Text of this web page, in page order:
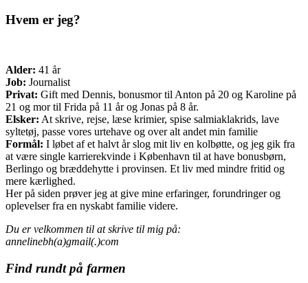
Hvem er jeg?
Alder: 41 år
Job: Journalist
Privat: Gift med Dennis, bonusmor til Anton på 20 og Karoline på
21 og mor til Frida på 11 år og Jonas på 8 år.
Elsker: At skrive, rejse, læse krimier, spise salmiaklakrids, lave
syltetøj, passe vores urtehave og over alt andet min familie
Formål: I løbet af et halvt år slog mit liv en kolbøtte, og jeg gik fra
at være single karrierekvinde i København til at have bonusbørn,
Berlingo og bræddehytte i provinsen. Et liv med mindre fritid og
mere kærlighed.
Her på siden prøver jeg at give mine erfaringer, forundringer og
oplevelser fra en nyskabt familie videre.
Du er velkommen til at skrive til mig på:
annelinebh(a)gmail(.)com
Find rundt på farmen